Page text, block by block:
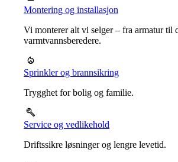
Montering og installasjon
Vi monterer alt vi selger – fra armatur til
varmtvannsberedere.
Sprinkler og brannsikring
Trygghet for bolig og familie.
Service og vedlikehold
Driftssikre løsninger og lengre levetid.